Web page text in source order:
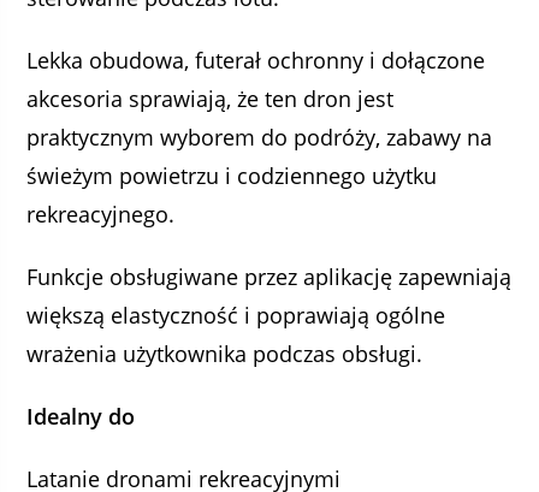
Lekka obudowa, futerał ochronny i dołączone
akcesoria sprawiają, że ten dron jest
praktycznym wyborem do podróży, zabawy na
świeżym powietrzu i codziennego użytku
rekreacyjnego.
Funkcje obsługiwane przez aplikację zapewniają
większą elastyczność i poprawiają ogólne
wrażenia użytkownika podczas obsługi.
Idealny do
Latanie dronami rekreacyjnymi